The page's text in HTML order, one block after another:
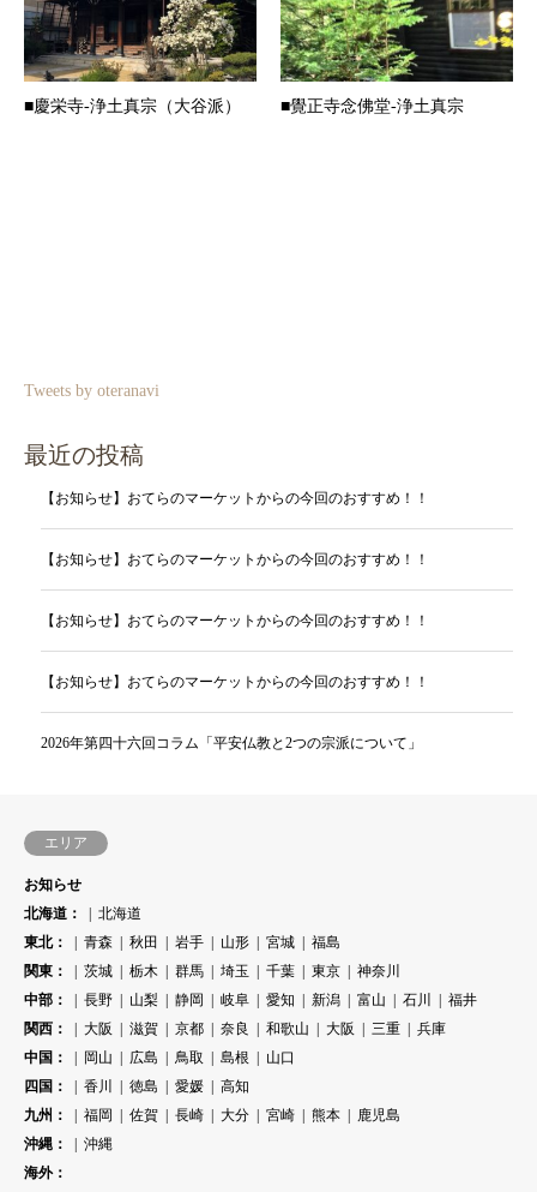
■慶栄寺-浄土真宗（大谷派） ■覺正寺念佛堂-浄土真宗
Tweets by oteranavi
最近の投稿
【お知らせ】おてらのマーケットからの今回のおすすめ！！
【お知らせ】おてらのマーケットからの今回のおすすめ！！
【お知らせ】おてらのマーケットからの今回のおすすめ！！
【お知らせ】おてらのマーケットからの今回のおすすめ！！
2026年第四十六回コラム「平安仏教と2つの宗派について」
エリア
お知らせ
北海道：
北海道
東北：
青森 秋田 岩手 山形 宮城
福島
関東：
茨城 栃木 群馬 埼玉 千葉 東京
神奈川
中部：
長野 山梨 静岡 岐阜 愛知 新潟 富山 石川
福井
関西：
大阪 滋賀 京都 奈良 和歌山 大阪 三重
兵庫
中国：
岡山 広島 鳥取 島根
山口
四国：
香川 徳島 愛媛
高知
九州：
福岡 佐賀 長崎 大分 宮崎 熊本
鹿児島
沖縄：
沖縄
海外：